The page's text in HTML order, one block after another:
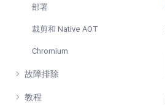
部署
裁剪和 Native AOT
Chromium
故障排除
教程